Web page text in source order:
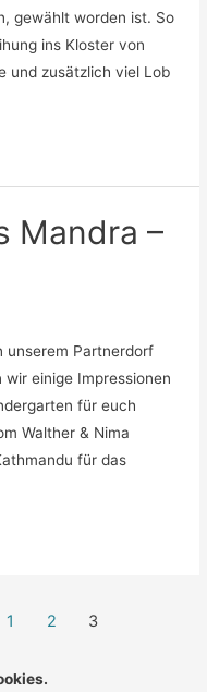
gewählt worden ist. So
ins Kloster von
und zusätzlich viel Lob
Mandra –
unserem Partnerdorf
einige Impressionen
für euch
Walther & Nima
für das
1 2 3